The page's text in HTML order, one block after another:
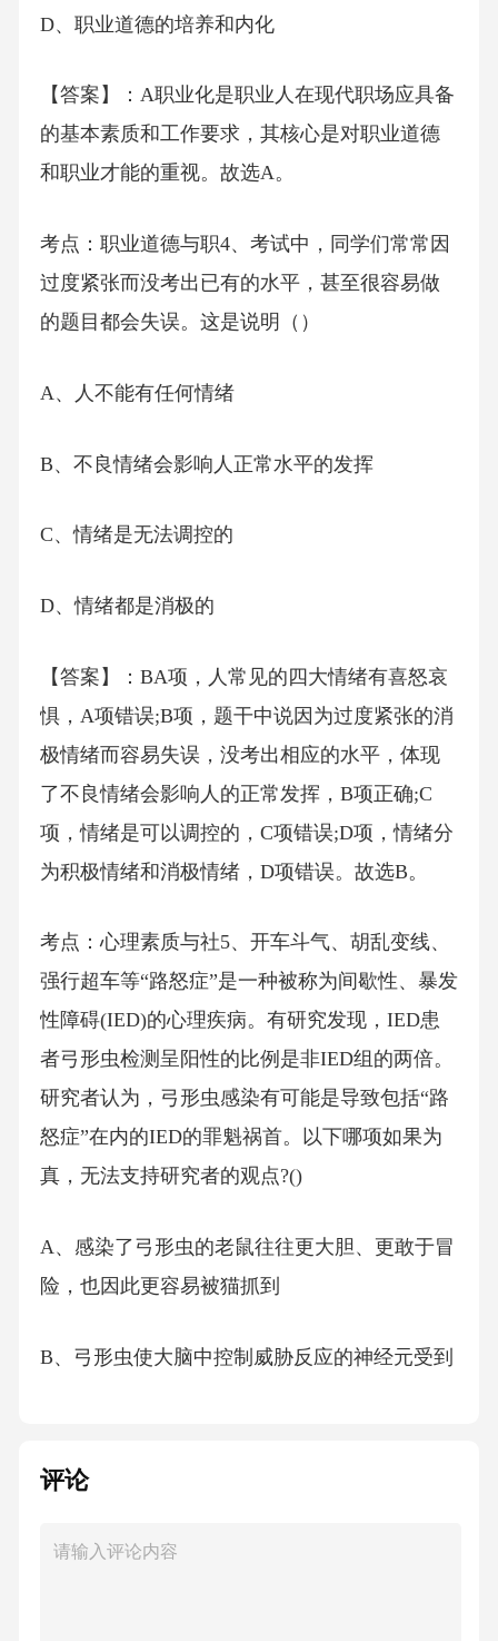
D、职业道德的培养和内化
【答案】：A职业化是职业人在现代职场应具备
的基本素质和工作要求，其核心是对职业道德
和职业才能的重视。故选A。
考点：职业道德与职4、考试中，同学们常常因
过度紧张而没考出已有的水平，甚至很容易做
的题目都会失误。这是说明（）
A、人不能有任何情绪
B、不良情绪会影响人正常水平的发挥
C、情绪是无法调控的
D、情绪都是消极的
【答案】：BA项，人常见的四大情绪有喜怒哀
惧，A项错误;B项，题干中说因为过度紧张的消
极情绪而容易失误，没考出相应的水平，体现
了不良情绪会影响人的正常发挥，B项正确;C
项，情绪是可以调控的，C项错误;D项，情绪分
为积极情绪和消极情绪，D项错误。故选B。
考点：心理素质与社5、开车斗气、胡乱变线、
强行超车等“路怒症”是一种被称为间歇性、暴发
性障碍(IED)的心理疾病。有研究发现，IED患
者弓形虫检测呈阳性的比例是非IED组的两倍。
研究者认为，弓形虫感染有可能是导致包括“路
怒症”在内的IED的罪魁祸首。以下哪项如果为
真，无法支持研究者的观点?()
A、感染了弓形虫的老鼠往往更大胆、更敢于冒
险，也因此更容易被猫抓到
B、弓形虫使大脑中控制威胁反应的神经元受到
C、对弓形虫检测呈阳性的IED患者施以抗虫感
评论